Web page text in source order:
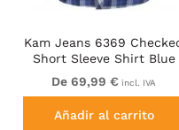
Kam Jeans 6369
Short Sleeve Shirt Blue
De 69,99 € incl. IVA
Añadir al carrito